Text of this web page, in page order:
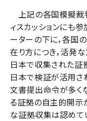
上記の各国模擬裁
ィスカッションにも
ーターの下に，各国
在り方につき，活発
日本で収集された証
日本で検証が活用さ
文書提出命令が多く
る証拠の自主的開示
な証拠収集は認めて